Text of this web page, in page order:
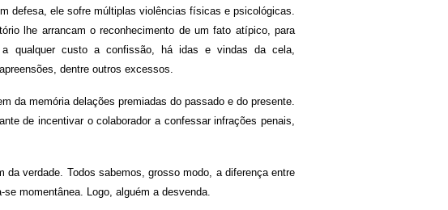
defesa, ele sofre múltiplas violências físicas e psicológicas.
lhe arrancam o reconhecimento de um fato atípico, para
qualquer custo a confissão, há idas e vindas da cela,
dentre outros excessos.
da memória delações premiadas do passado e do presente.
de incentivar o colaborador a confessar infrações penais,
verdade. Todos sabemos, grosso modo, a diferença entre
momentânea. Logo, alguém a desvenda.